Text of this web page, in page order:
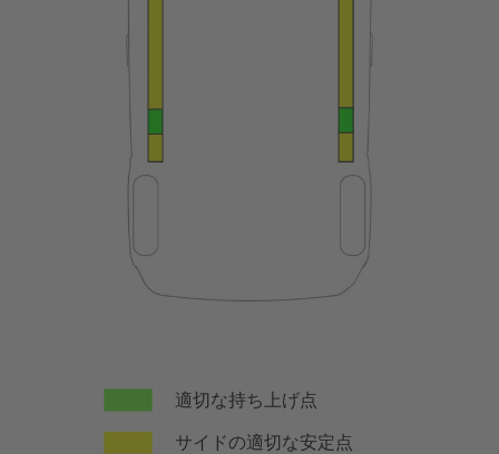
適切な持ち上げ点
サイドの適切な安定点